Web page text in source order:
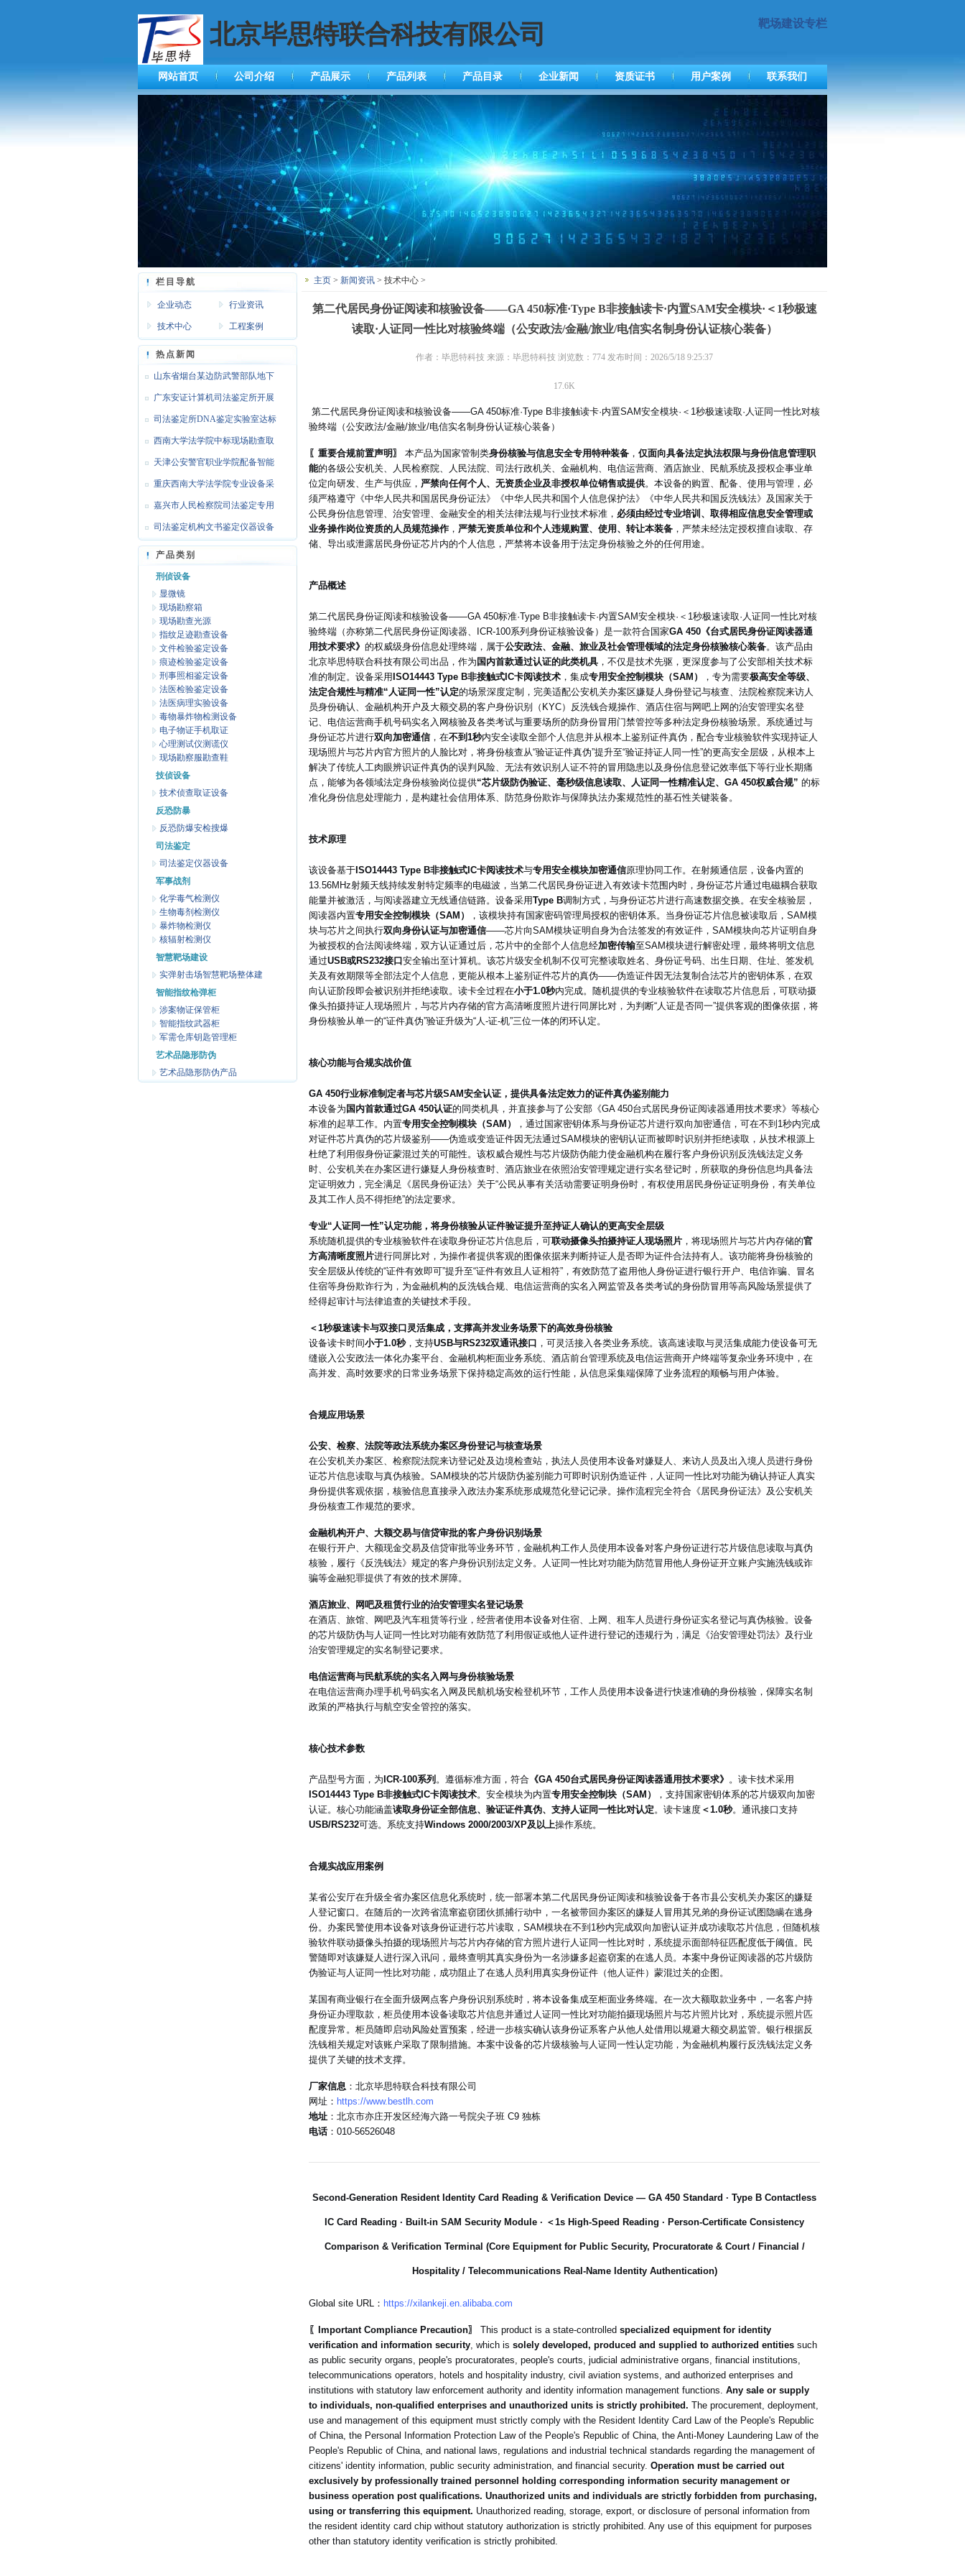
北京毕思特联合科技有限公司 靶场建设专栏
网站首页 公司介绍 产品展示 产品列表 产品目录 企业新闻 资质证书 用户案例 联系我们
栏目导航
企业动态 行业资讯
技术中心 工程案例
热点新闻
山东省烟台某边防武警部队地下
靶场广东安证计算机司法鉴定所开展
文检司法鉴定所DNA鉴定实验室达标
设备西南大学法学院中标现场勘查取
证设天津公安警官职业学院配备智能
枪支重庆西南大学法学院专业设备采
购 嘉兴市人民检察院司法鉴定专用
设备司法鉴定机构文书鉴定仪器设备
达标
产品类别
刑侦设备
显微镜
现场勘察箱
现场勘查光源
指纹足迹勘查设备
文件检验鉴定设备
痕迹检验鉴定设备
刑事照相鉴定设备
法医检验鉴定设备
法医病理实验设备
毒物暴炸物检测设备
电子物证手机取证
心理测试仪测谎仪
现场勘察服勘查鞋
技侦设备
技术侦查取证设备
反恐防暴
反恐防爆安检搜爆
司法鉴定
司法鉴定仪器设备
军事战剂
化学毒气检测仪
生物毒剂检测仪
暴炸物检测仪
核辐射检测仪
智慧靶场建设
实弹射击场智慧靶场整体建
智能指纹枪弹柜
涉案物证保管柜
智能指纹武器柜
军需仓库钥匙管理柜
艺术品隐形防伪
艺术品隐形防伪产品
主页 > 新闻资讯 > 技术中心 >
第二代居民身份证阅读和核验设备——GA 450标准·Type B非接触读卡·内置SAM安全模块·＜1秒极速
读取·人证同一性比对核验终端（公安政法/金融/旅业/电信实名制身份认证核心装备）
作者：毕思特科技 来源：毕思特科技 浏览数：774 发布时间：2026/5/18 9:25:37
17.6K
第二代居民身份证阅读和核验设备——GA 450标准·Type B非接触读卡·内置SAM安全模块·＜1秒极速读取·人证同一性比对核
验终端（公安政法/金融/旅业/电信实名制身份认证核心装备）
〖重要合规前置声明〗 本产品为国家管制类身份核验与信息安全专用特种装备 ， 仅面向具备法定执法权限与身份信息管理职
能的各级公安机关、人民检察院、人民法院、司法行政机关、金融机构、电信运营商、酒店旅业、民航系统及授权企事业单
位定向研发、生产与供应， 严禁向任何个人、无资质企业及非授权单位销售或提供。本设备的购置、配备、使用与管理，必
须严格遵守《中华人民共和国居民身份证法》《中华人民共和国个人信息保护法》《中华人民共和国反洗钱法》及国家关于
公民身份信息管理、治安管理、金融安全的相关法律法规与行业技术标准， 必须由经过专业培训、取得相应信息安全管理或
业务操作岗位资质的人员规范操作 ， 严禁无资质单位和个人违规购置、使用、转让本装备 ，严禁未经法定授权擅自读取、存
储、导出或泄露居民身份证芯片内的个人信息，严禁将本设备用于法定身份核验之外的任何用途。
产品概述
第二代居民身份证阅读和核验设备——GA 450标准·Type B非接触读卡·内置SAM安全模块·＜1秒极速读取·人证同一性比对核
验终端（亦称第二代居民身份证阅读器、ICR-100系列身份证核验设备）是一款符合国家GA 450《台式居民身份证阅读器通
用技术要求》 的权威级身份信息处理终端，属于公安政法、金融、旅业及社会管理领域的法定身份核验核心装备。该产品由
北京毕思特联合科技有限公司出品，作为 国内首款通过认证的此类机具 ，不仅是技术先驱，更深度参与了公安部相关技术标
准的制定。设备采用 ISO14443 Type B非接触式IC卡阅读技术 ，集成专用安全控制模块（SAM） ，专为需要极高安全等级、
法定合规性与精准“人证同一性”认定的场景深度定制，完美适配公安机关办案区嫌疑人身份登记与核查、法院检察院来访人
员身份确认、金融机构开户及大额交易的客户身份识别（KYC）反洗钱合规操作、酒店住宿与网吧上网的治安管理实名登
记、电信运营商手机号码实名入网核验及各类考试与重要场所的防身份冒用门禁管控等多种法定身份核验场景。系统通过与
身份证芯片进行双向加密通信 ，在不到1秒内安全读取全部个人信息并从根本上鉴别证件真伪，配合专业核验软件实现持证人
现场照片与芯片内官方照片的人脸比对，将身份核查从“验证证件真伪”提升至“验证持证人同一性”的更高安全层级，从根本上
解决了传统人工肉眼辨识证件真伪的误判风险、无法有效识别人证不符的冒用隐患以及身份信息登记效率低下等行业长期痛
点，能够为各领域法定身份核验岗位提供“芯片级防伪验证、毫秒级信息读取、人证同一性精准认定、GA 450权威合规” 的标
准化身份信息处理能力，是构建社会信用体系、防范身份欺诈与保障执法办案规范性的基石性关键装备。
技术原理
该设备基于 ISO14443 Type B非接触式IC卡阅读技术与专用安全模块加密通信原理协同工作。在射频通信层，设备内置的
13.56MHz射频天线持续发射特定频率的电磁波，当第二代居民身份证进入有效读卡范围内时，身份证芯片通过电磁耦合获取
能量并被激活，与阅读器建立无线通信链路。设备采用Type B调制方式，与身份证芯片进行高速数据交换。在安全核验层，
阅读器内置专用安全控制模块（SAM）
，该模块持有国家密码管理局授权的密钥体系。当身份证芯片信息被读取后，SAM模
块与芯片之间执行双向身份认证与加密通信——芯片向SAM模块证明自身为合法签发的有效证件，SAM模块向芯片证明自身
为被授权的合法阅读终端，双方认证通过后，芯片中的全部个人信息经加密传输至SAM模块进行解密处理，最终将明文信息
通过USB或RS232接口安全输出至计算机。该芯片级安全机制不仅可完整读取姓名、身份证号码、出生日期、住址、签发机
关及有效期限等全部法定个人信息，更能从根本上鉴别证件芯片的真伪——伪造证件因无法复制合法芯片的密钥体系，在双
向认证阶段即会被识别并拒绝读取。读卡全过程在小于1.0秒内完成。随机提供的专业核验软件在读取芯片信息后，可联动摄
像头拍摄持证人现场照片，与芯片内存储的官方高清晰度照片进行同屏比对，为判断“人证是否同一”提供客观的图像依据，将
身份核验从单一的“证件真伪”验证升级为“人-证-机”三位一体的闭环认定。
核心功能与合规实战价值
GA 450行业标准制定者与芯片级SAM安全认证，提供具备法定效力的证件真伪鉴别能力
本设备为 国内首款通过GA 450认证的同类机具，并直接参与了公安部《GA 450台式居民身份证阅读器通用技术要求》等核心
标准的起草工作。内置专用安全控制模块（SAM）
，通过国家密钥体系与身份证芯片进行双向加密通信，可在不到1秒内完成
对证件芯片真伪的芯片级鉴别——伪造或变造证件因无法通过SAM模块的密钥认证而被即时识别并拒绝读取，从技术根源上
杜绝了利用假身份证蒙混过关的可能性。该权威合规性与芯片级防伪能力使金融机构在履行客户身份识别反洗钱法定义务
时、公安机关在办案区进行嫌疑人身份核查时、酒店旅业在依照治安管理规定进行实名登记时，所获取的身份信息均具备法
定证明效力，完全满足《居民身份证法》关于“公民从事有关活动需要证明身份时，有权使用居民身份证证明身份，有关单位
及其工作人员不得拒绝”的法定要求。
专业“人证同一性”认定功能，将身份核验从证件验证提升至持证人确认的更高安全层级
系统随机提供的专业核验软件在读取身份证芯片信息后，可联动摄像头拍摄持证人现场照片 ，将现场照片与芯片内存储的官
方高清晰度照片进行同屏比对，为操作者提供客观的图像依据来判断持证人是否即为证件合法持有人。该功能将身份核验的
安全层级从传统的“证件有效即可”提升至“证件有效且人证相符”，有效防范了盗用他人身份证进行银行开户、电信诈骗、冒名
住宿等身份欺诈行为，为金融机构的反洗钱合规、电信运营商的实名入网监管及各类考试的身份防冒用等高风险场景提供了
经得起审计与法律追查的关键技术手段。
＜1秒极速读卡与双接口灵活集成，支撑高并发业务场景下的高效身份核验
设备读卡时间小于1.0秒，支持USB与RS232双通讯接口 ，可灵活接入各类业务系统。该高速读取与灵活集成能力使设备可无
缝嵌入公安政法一体化办案平台、金融机构柜面业务系统、酒店前台管理系统及电信运营商开户终端等复杂业务环境中，在
高并发、高时效要求的日常业务场景下保持稳定高效的运行性能，从信息采集端保障了业务流程的顺畅与用户体验。
合规应用场景
公安、检察、法院等政法系统办案区身份登记与核查场景
在公安机关办案区、检察院法院来访登记处及边境检查站，执法人员使用本设备对嫌疑人、来访人员及出入境人员进行身份
证芯片信息读取与真伪核验。SAM模块的芯片级防伪鉴别能力可即时识别伪造证件，人证同一性比对功能为确认持证人真实
身份提供客观依据，核验信息直接录入政法办案系统形成规范化登记记录。操作流程完全符合《居民身份证法》及公安机关
身份核查工作规范的要求。
金融机构开户、大额交易与信贷审批的客户身份识别场景
在银行开户、大额现金交易及信贷审批等业务环节，金融机构工作人员使用本设备对客户身份证进行芯片级信息读取与真伪
核验，履行《反洗钱法》规定的客户身份识别法定义务。人证同一性比对功能为防范冒用他人身份证开立账户实施洗钱或诈
骗等金融犯罪提供了有效的技术屏障。
酒店旅业、网吧及租赁行业的治安管理实名登记场景
在酒店、旅馆、网吧及汽车租赁等行业，经营者使用本设备对住宿、上网、租车人员进行身份证实名登记与真伪核验。设备
的芯片级防伪与人证同一性比对功能有效防范了利用假证或他人证件进行登记的违规行为，满足《治安管理处罚法》及行业
治安管理规定的实名制登记要求。
电信运营商与民航系统的实名入网与身份核验场景
在电信运营商办理手机号码实名入网及民航机场安检登机环节，工作人员使用本设备进行快速准确的身份核验，保障实名制
政策的严格执行与航空安全管控的落实。
核心技术参数
产品型号方面，为 ICR-100系列 。遵循标准方面，符合 《GA 450台式居民身份证阅读器通用技术要求》 。读卡技术采用
ISO14443 Type B非接触式IC卡阅读技术。安全模块为内置专用安全控制块（SAM）
，支持国家密钥体系的芯片级双向加密
认证。核心功能涵盖读取身份证全部信息、验证证件真伪、支持人证同一性比对认定。读卡速度 ＜1.0秒。通讯接口支持
USB/RS232可选。系统支持Windows 2000/2003/XP及以上操作系统。
合规实战应用案例
某省公安厅在升级全省办案区信息化系统时，统一部署本第二代居民身份证阅读和核验设备于各市县公安机关办案区的嫌疑
人登记窗口。在随后的一次跨省流窜盗窃团伙抓捕行动中，一名被带回办案区的嫌疑人冒用其兄弟的身份证试图隐瞒在逃身
份。办案民警使用本设备对该身份证进行芯片读取，SAM模块在不到1秒内完成双向加密认证并成功读取芯片信息，但随机核
验软件联动摄像头拍摄的现场照片与芯片内存储的官方照片进行人证同一性比对时，系统提示面部特征匹配度低于阈值。民
警随即对该嫌疑人进行深入讯问，最终查明其真实身份为一名涉嫌多起盗窃案的在逃人员。本案中身份证阅读器的芯片级防
伪验证与人证同一性比对功能，成功阻止了在逃人员利用真实身份证件（他人证件）蒙混过关的企图。
某国有商业银行在全面升级网点客户身份识别系统时，将本设备集成至柜面业务终端。在一次大额取款业务中，一名客户持
身份证办理取款，柜员使用本设备读取芯片信息并通过人证同一性比对功能拍摄现场照片与芯片照片比对，系统提示照片匹
配度异常。柜员随即启动风险处置预案，经进一步核实确认该身份证系客户从他人处借用以规避大额交易监管。银行根据反
洗钱相关规定对该账户采取了限制措施。本案中设备的芯片级核验与人证同一性认定功能，为金融机构履行反洗钱法定义务
提供了关键的技术支撑。
厂家信息 ：北京毕思特联合科技有限公司
网址： https://www.bestlh.com
地址 ：北京市亦庄开发区经海六路一号院尖子班 C9 独栋
电话 ：010-56526048
Second-Generation Resident Identity Card Reading & Verification Device — GA 450 Standard · Type B Contactless
IC Card Reading · Built-in SAM Security Module · ＜1s High-Speed Reading · Person-Certificate Consistency
Comparison & Verification Terminal (Core Equipment for Public Security, Procuratorate & Court / Financial /
Hospitality / Telecommunications Real-Name Identity Authentication)
Global site URL： https://xilankeji.en.alibaba.com
〖Important Compliance Precaution〗 This product is a state-controlled specialized equipment for identity
verification and information security, which is solely developed, produced and supplied to authorized entities such
as public security organs, people's procuratorates, people's courts, judicial administrative organs, financial institutions,
telecommunications operators, hotels and hospitality industry, civil aviation systems, and authorized enterprises and
institutions with statutory law enforcement authority and identity information management functions. Any sale or supply
to individuals, non-qualified enterprises and unauthorized units is strictly prohibited. The procurement, deployment,
use and management of this equipment must strictly comply with the Resident Identity Card Law of the People's Republic
of China, the Personal Information Protection Law of the People's Republic of China, the Anti-Money Laundering Law of the
People's Republic of China, and national laws, regulations and industrial technical standards regarding the management of
citizens' identity information, public security administration, and financial security. Operation must be carried out
exclusively by professionally trained personnel holding corresponding information security management or
business operation post qualifications. Unauthorized units and individuals are strictly forbidden from purchasing,
using or transferring this equipment. Unauthorized reading, storage, export, or disclosure of personal information from
the resident identity card chip without statutory authorization is strictly prohibited. Any use of this equipment for purposes
other than statutory identity verification is strictly prohibited.